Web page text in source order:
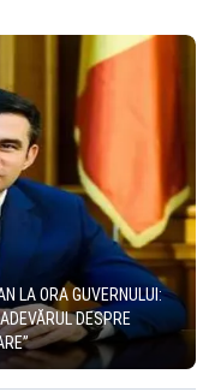
LA ORA GUVERNULUI:
DESPRE